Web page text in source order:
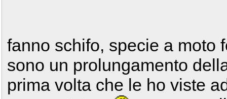
fanno schifo, specie a moto
sono un prolungamento
prima volta che le ho viste